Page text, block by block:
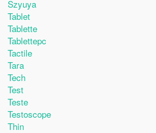
Szyuya
Tablet
Tablette
Tablettepc
Tactile
Tara
Tech
Test
Teste
Testoscope
Thin